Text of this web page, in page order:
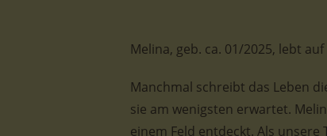
Melina, geb. ca. 01/2025, lebt
Manchmal schreibt das Leben
sie am wenigsten erwartet.
einem Feld entdeckt. Als